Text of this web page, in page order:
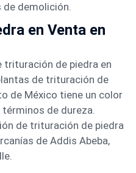
de demolición.
en Venta en
trituración de piedra en
de trituración de
de México tiene un color
de dureza.
de trituración de piedra
de Addis Abeba,